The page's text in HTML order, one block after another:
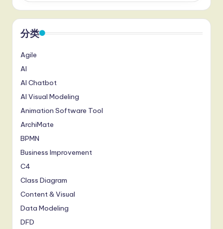
分类
Agile
AI
AI Chatbot
AI Visual Modeling
Animation Software Tool
ArchiMate
BPMN
Business Improvement
C4
Class Diagram
Content & Visual
Data Modeling
DFD